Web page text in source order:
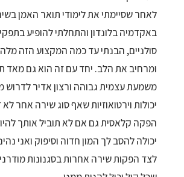
לאחר שסיימתי את לימודי תואר האמן
באקדמיה בלונדון והתחלתי להופיע
סולניים, הבנתי עד כמה המקצוע הזה
ומרחיב את הלב. יחד עם זה הוא גם מאד
משמעת עצמית גבוהה ורצון אדיר לדרוש
יכולות וירטואוזיות שאף סוג שירה אחר
הפקה קלאסית גם אם לא תוביל אותך
יכולה להסב לך המון חדוה וסיפוק ואני
לצד הפקות שירה אחרות בסגנונות